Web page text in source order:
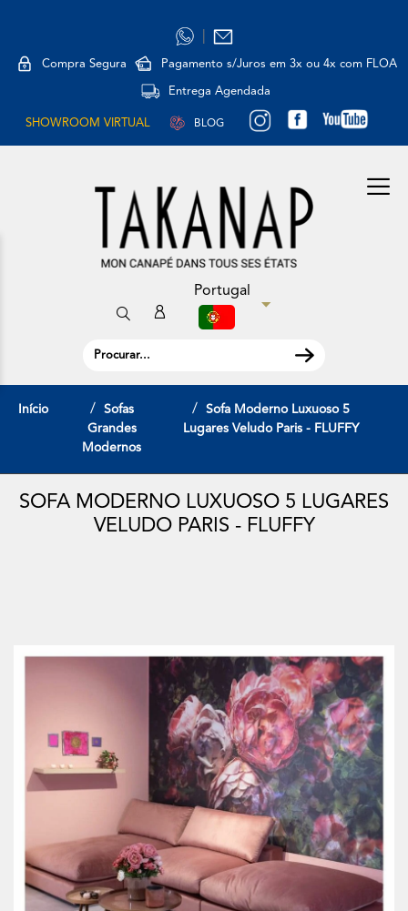
Compra Segura Pagamento s/Juros em 3x ou 4x com FLOA
Entrega Agendada
SHOWROOM VIRTUAL BLOG
Portugal
Início
Sofas
Grandes
Modernos
Sofa Moderno Luxuoso 5
Lugares Veludo Paris - FLUFFY
SOFA MODERNO LUXUOSO 5 LUGARES
VELUDO PARIS - FLUFFY